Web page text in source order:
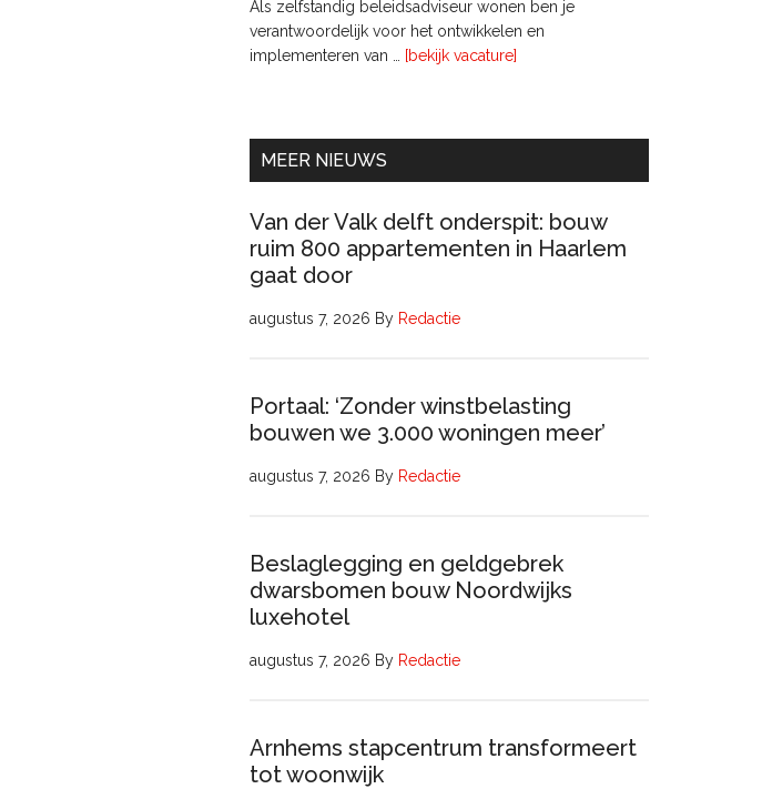
Als zelfstandig beleidsadviseur wonen ben je
verantwoordelijk voor het ontwikkelen en
implementeren van …
[bekijk vacature]
MEER NIEUWS
Van der Valk delft onderspit: bouw
ruim 800 appartementen in Haarlem
gaat door
augustus 7, 2026 By Redactie
Portaal: ‘Zonder winstbelasting
bouwen we 3.000 woningen meer’
augustus 7, 2026 By Redactie
Beslaglegging en geldgebrek
dwarsbomen bouw Noordwijks
luxehotel
augustus 7, 2026 By Redactie
Arnhems stapcentrum transformeert
tot woonwijk